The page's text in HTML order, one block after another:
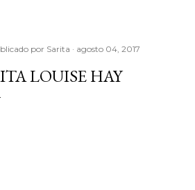
por Sarita agosto 04, 2017
LOUISE HAY